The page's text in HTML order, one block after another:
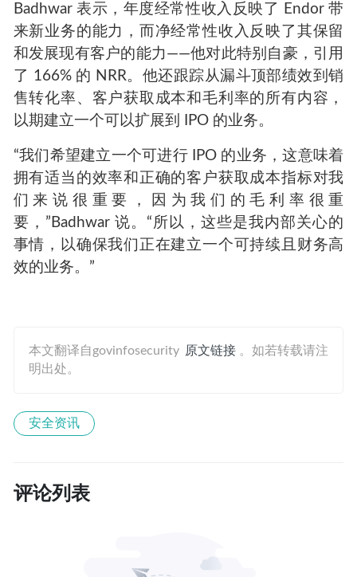
Badhwar 表示，年度经常性收入反映了 Endor 带
来新业务的能力，而净经常性收入反映了其保留
和发展现有客户的能力——他对此特别自豪，引用
了 166% 的 NRR。他还跟踪从漏斗顶部绩效到销
售转化率、客户获取成本和毛利率的所有内容，
以期建立一个可以扩展到 IPO 的业务。
“我们希望建立一个可进行 IPO 的业务，这意味着
拥有适当的效率和正确的客户获取成本指标对我
们来说很重要，因为我们的毛利率很重
要，”Badhwar 说。“所以，这些是我内部关心的
事情，以确保我们正在建立一个可持续且财务高
效的业务。”
本文翻译自govinfosecurity 原文链接 。如若转载请注
明出处。
安全资讯
评论列表